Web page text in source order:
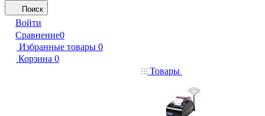
Поиск
Войти
Сравнение0
Избранные товары 0
Корзина 0
Товары